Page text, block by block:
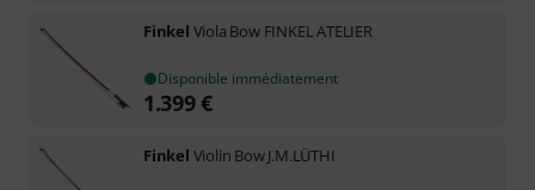
Finkel Viola Bow FINKEL ATELIER
Disponible immédiatement
1.399€
Finkel Violin Bow J.M.LÜTHI